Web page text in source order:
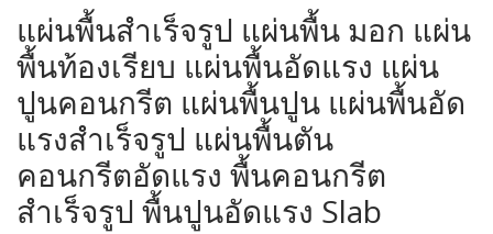
แผ่นพื้นสำเร็จรูป แผ่นพื้น มอก แผ่น
พื้นท้องเรียบ แผ่นพื้นอัดแรง แผ่น
ปูนคอนกรีต แผ่นพื้นปูน แผ่นพื้นอัด
แรงสำเร็จรูป แผ่นพื้นตัน
คอนกรีตอัดแรง พื้นคอนกรีต
สำเร็จรูป พื้นปูนอัดแรง Slab